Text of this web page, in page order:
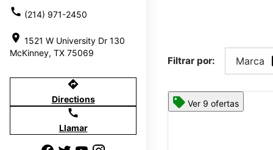
call (214) 971-2450
location_on 1521 W University Dr 130
McKinney, TX 75069
directions
Directions
call
Llamar
Filtrar por: Marca
Ver 9 ofertas